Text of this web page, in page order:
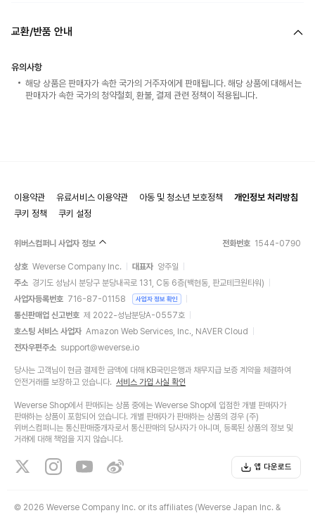
교환/반품 안내
유의사항
해당 상품은 판매자가 속한 국가의 거주자에게 판매됩니다. 해당 상품에 대해서는
판매자가 속한 국가의 청약철회, 환불, 결제 관련 정책이 적용됩니다.
이용약관 유료서비스 이용약관 아동 및 청소년 보호정책
개인정보 처리방침
쿠키 정책
쿠키 설정
위버스컴퍼니 사업자 정보 전화번호 1544-0790
상호 Weverse Company Inc. 대표자 양주일
주소 경기도 성남시 분당구 분당내곡로 131, C동 6층(백현동, 판교테크원타워)
사업자등록번호 716-87-01158 사업자 정보 확인
통신판매업 신고번호 제 2022-성남분당A-0557호
호스팅 서비스 사업자 Amazon Web Services, Inc., NAVER Cloud
전자우편주소 support@weverse.io
당사는 고객님이 현금 결제한 금액에 대해 KB국민은행과 채무지급 보증 계약을 체결하여
안전거래를 보장하고 있습니다. 서비스 가입 사실 확인
Weverse Shop에서 판매되는 상품 중에는 Weverse Shop에 입점한 개별 판매자가
판매하는 상품이 포함되어 있습니다. 개별 판매자가 판매하는 상품의 경우 (주)
위버스컴퍼니는 통신판매중개자로서 통신판매의 당사자가 아니며, 등록된 상품의 정보 및
거래에 대해 책임을 지지 않습니다.
앱 다운로드
© 2026 Weverse Company Inc. or its affiliates (Weverse Japan Inc. &